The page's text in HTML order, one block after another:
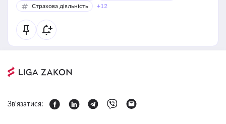
Страхова діяльність
+12
Зв'язатися: